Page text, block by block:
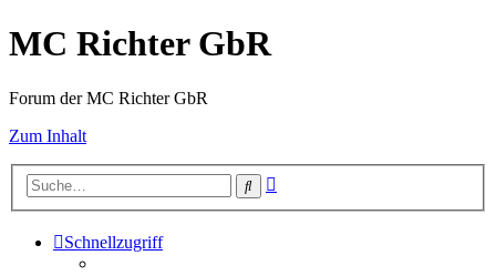
MC Richter GbR
Forum der MC Richter GbR
Zum Inhalt
Suche
Schnellzugriff